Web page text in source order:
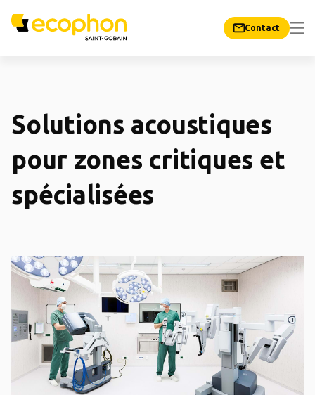
Contact
Solutions acoustiques
pour zones critiques et
spécialisées